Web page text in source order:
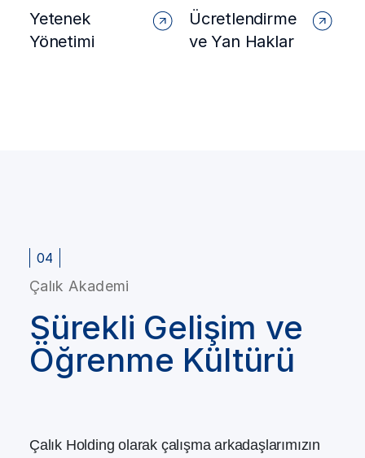
Yetenek
Yönetimi
Ücretlendirme
ve Yan Haklar
04
Çalık Akademi
Sürekli Gelişim ve
Öğrenme Kültürü
Çalık Holding olarak çalışma arkadaşlarımızın